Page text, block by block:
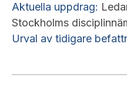
Aktuella uppdrag:
Stockholms
Urval av tidigare